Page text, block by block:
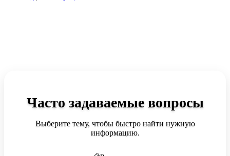
Часто задаваемые вопросы
Выберите тему, чтобы быстро найти нужную
информацию.